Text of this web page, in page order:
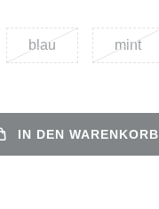
blau mint
IN DEN WARENKORB